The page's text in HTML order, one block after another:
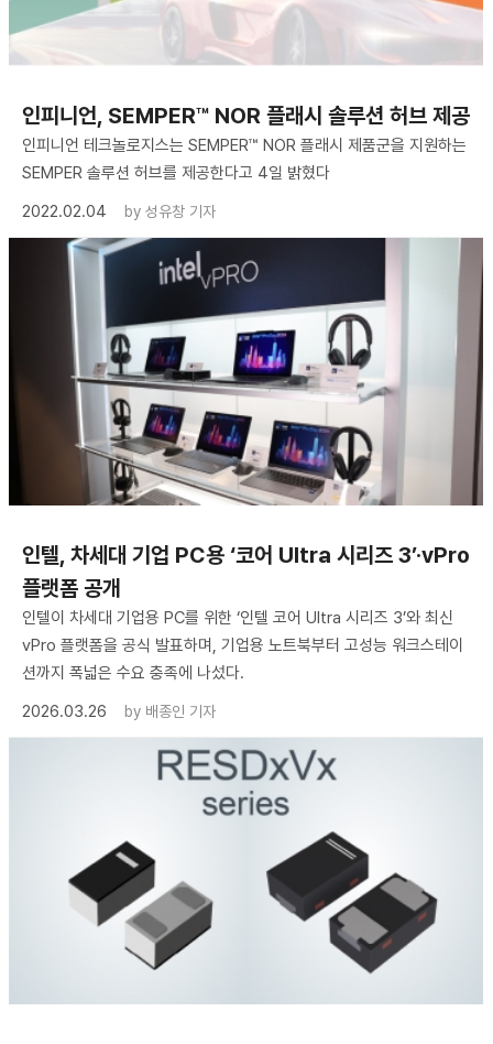
인피니언, SEMPER™ NOR 플래시 솔루션 허브 제공
인피니언 테크놀로지스는 SEMPER™ NOR 플래시 제품군을 지원하는
SEMPER 솔루션 허브를 제공한다고 4일 밝혔다
2022.02.04
by 성유창 기자
인텔, 차세대 기업 PC용 ‘코어 Ultra 시리즈 3’·vPro
플랫폼 공개
인텔이 차세대 기업용 PC를 위한 ‘인텔 코어 Ultra 시리즈 3’와 최신
vPro 플랫폼을 공식 발표하며, 기업용 노트북부터 고성능 워크스테이
션까지 폭넓은 수요 충족에 나섰다.
2026.03.26
by 배종인 기자